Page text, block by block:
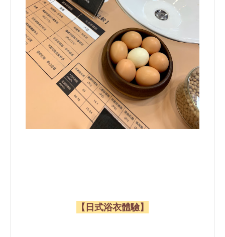
【日式浴衣體驗】